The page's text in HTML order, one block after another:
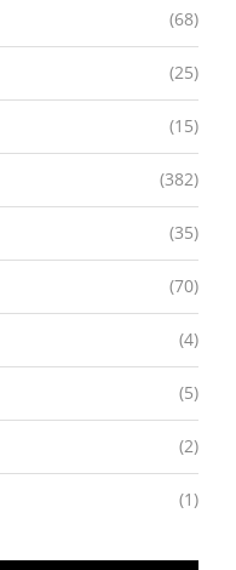
(68)
(25)
(15)
(382)
(35)
(70)
(4)
(5)
(2)
(1)